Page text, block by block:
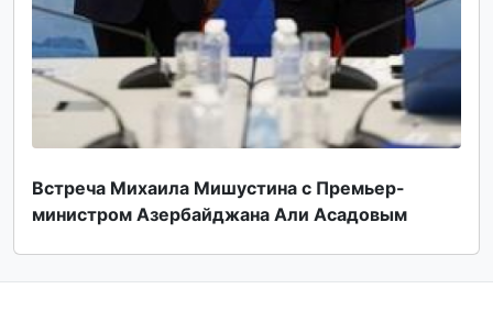
Встреча Михаила Мишустина с Премьер-
министром Азербайджана Али Асадовым